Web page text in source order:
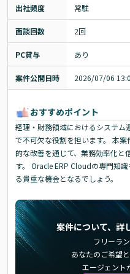
出社頻度 常駐
面談回数 2回
PC貸与 あり
案件公開日時 2026/07/06
おすすめポイント
経理・財務領域におけるシステム
で不可欠な役割を担います。 本
的な改善を通じて、業務効率化と
す。 Oracle ERP Cloudの専門知
る貴重な機会となるでしょう。
案件について、詳
フリーラ
あなたのご希望
エージェント